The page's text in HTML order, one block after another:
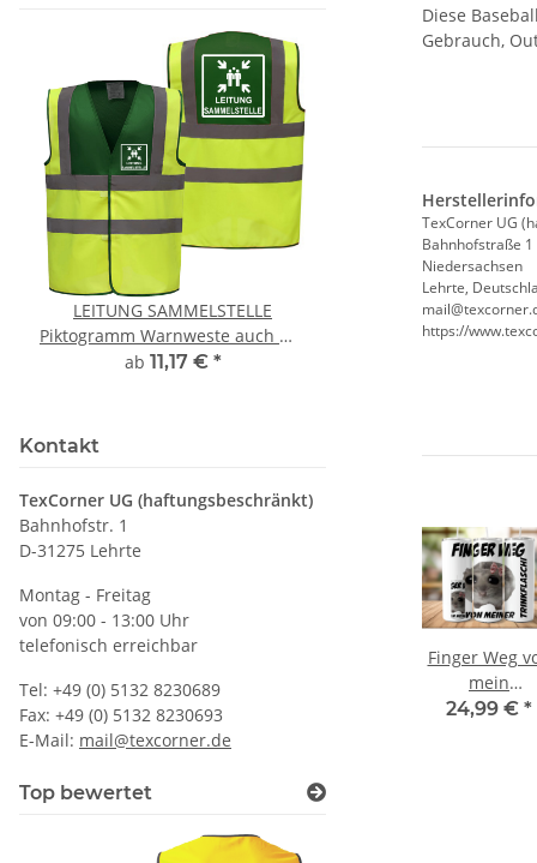
Diese
Gebrauch,
TexCorner UG
Bahnhofstraße 1
Niedersachsen
Lehrte,
https://
Kuschel Kissi
Hamster Meme
Kissen Blau +
Rosa Softtouch
19,90 €*
Finger Weg
mein
Trinkflaschi
24,99 € *
LEITUNG SAMMELSTELLE
Piktogramm Warnweste auch mit
vielen Taschen S-3XL
ab 11,17 € *
10x T-Shirt Herren
Premium B&C
Kontakt
TexCorner UG (haftungsbeschränkt)
Bahnhofstr. 1
D-31275 Lehrte
Montag - Freitag
von 09:00 - 13:00 Uhr
telefonisch erreichbar
Tel: +49 (0) 5132 8230689
Fax: +49 (0) 5132 8230693
E-Mail: mail@texcorner.de
Top bewertet